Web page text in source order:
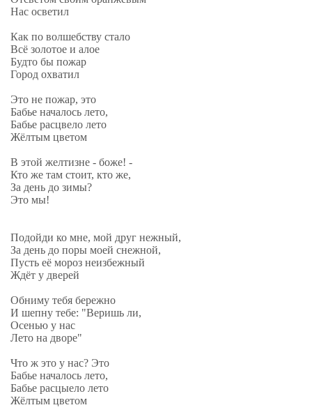
Нас осветил
Как по волшебству стало
Всё золотое и алое
Будто бы пожар
Город охватил
Это не пожар, это
Бабье началось лето,
Бабье расцвело лето
Жёлтым цветом
В этой желтизне - боже! -
Кто же там стоит, кто же,
За день до зимы?
Это мы!
Подойди ко мне, мой друг нежный,
За день до поры моей снежной,
Пусть её мороз неизбежный
Ждёт у дверей
Обниму тебя бережно
И шепну тебе: "Веришь ли,
Осенью у нас
Лето на дворе"
Что ж это у нас? Это
Бабье началось лето,
Бабье расцыело лето
Жёлтым цветом